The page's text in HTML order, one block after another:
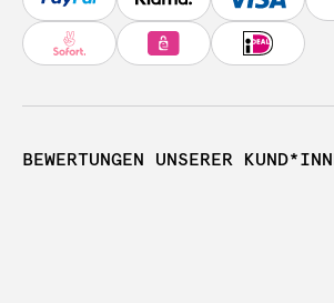
BEWERTUNGEN UNSERER